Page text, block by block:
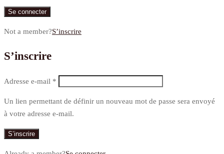
Se connecter
Not a member?S’inscrire
S’inscrire
Adresse e-mail *
Un lien permettant de définir un nouveau mot de passe sera envoyé
à votre adresse e-mail.
S’inscrire